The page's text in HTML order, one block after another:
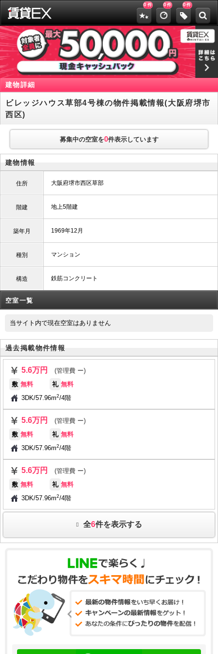
0 件 0件 0件
建物詳細
ビレッジハウス草部4号棟の物件掲載情報(大阪府堺市
西区)
募集中の空室を0件表示しています
建物情報
住所 大阪府堺市西区草部
階建 地上5階建
築年月 1969年12月
種別 マンション
構造 鉄筋コンクリート
空室一覧
当サイト内で現在空室はありません
過去掲載物件情報
5.6万円
(管理費 ー)
敷 無料 礼 無料
3DK/57.96m2/4階
5.6万円
(管理費 ー)
敷 無料 礼 無料
3DK/57.96m2/4階
5.6万円
(管理費 ー)
敷 無料 礼 無料
3DK/57.96m2/4階
全6件を表示する